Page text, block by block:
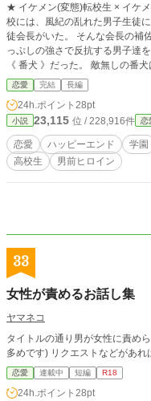
★ イケメン(変態)転校生 × イケメン(番犬)少
校には、風紀の乱れた男子生徒
徒会長がいた。 そんな会長の補佐をするのが久藤 茜 (ｸﾄﾞｳ ｱｶﾈ)。 彼女はその腕
っぷしの強さで反抗する男子達
《 番犬 》だった。 敵無しの番犬は、そのイケメンっぷりから女生徒に大人気。
そんな彼女の前に、天敵となる
に？
恋愛 完結 長編
24h.ポイント 28pt
小説 23,115 位 / 228,916件 恋
恋愛 ハッピーエンド 学園
高校生
男前ヒロイン
33
女性が責めるお話し集
ヤマネコ
タイトルの通り男が女性に責め
多めです) リクエストなどがあれ
恋愛 連載中 短編 R18
24h.ポイント 28pt